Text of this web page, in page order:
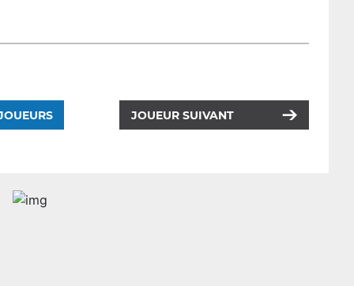
JOUEUR SUIVANT